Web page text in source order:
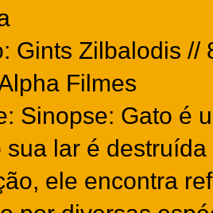
Gints Zilbalodis //
Filmes
Sinopse: Gato é
sua lar é
ele encontra